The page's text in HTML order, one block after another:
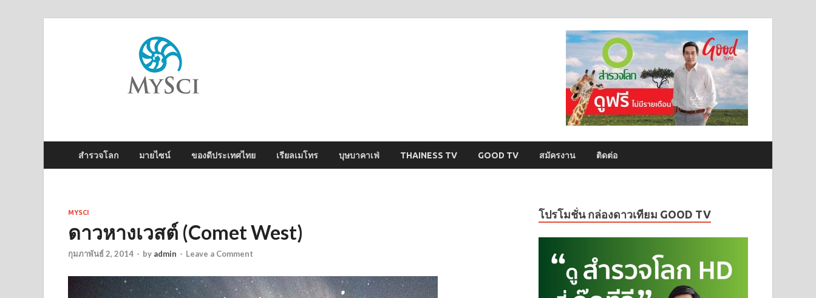
สำรวจโลก มายไซน์ ของดีประเทศไทย เรียลเมโทร บุษบาคาเฟ่ THAINESS TV GOOD TV สมัครงาน ติดต่อ
MYSCI
ดาวหางเวสต์ (Comet West)
กุมภาพันธ์ 2, 2014 - by admin - Leave a Comment
โปรโมชั่น กล่องดาวเทียม GOOD TV